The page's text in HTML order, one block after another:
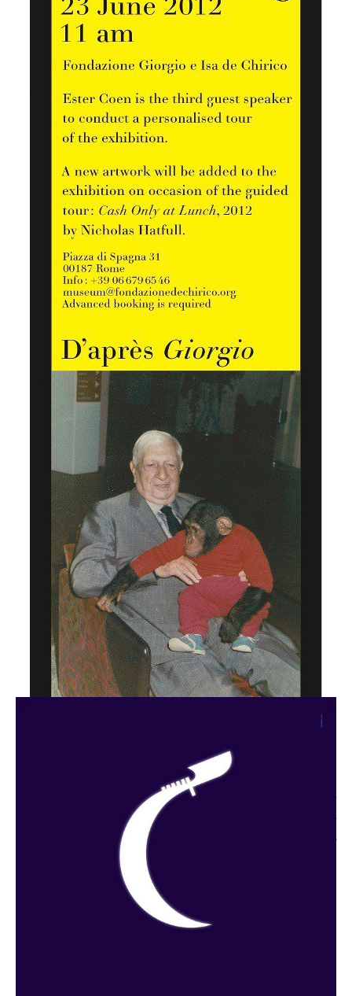
e’ il secondo ospite (il 23/06/2012) a
condurre una visita guidata personalizzata della
mostra collettiva‘D’apres Giorgio’, a cura di Luca
, che durera’ un anno. Un’opportunita’ per
riflettere sui processi interpretativi e sulle modalita’
con le quali persone diverse possono guardare allo
stesso oggetto o, come in questo caso, ad